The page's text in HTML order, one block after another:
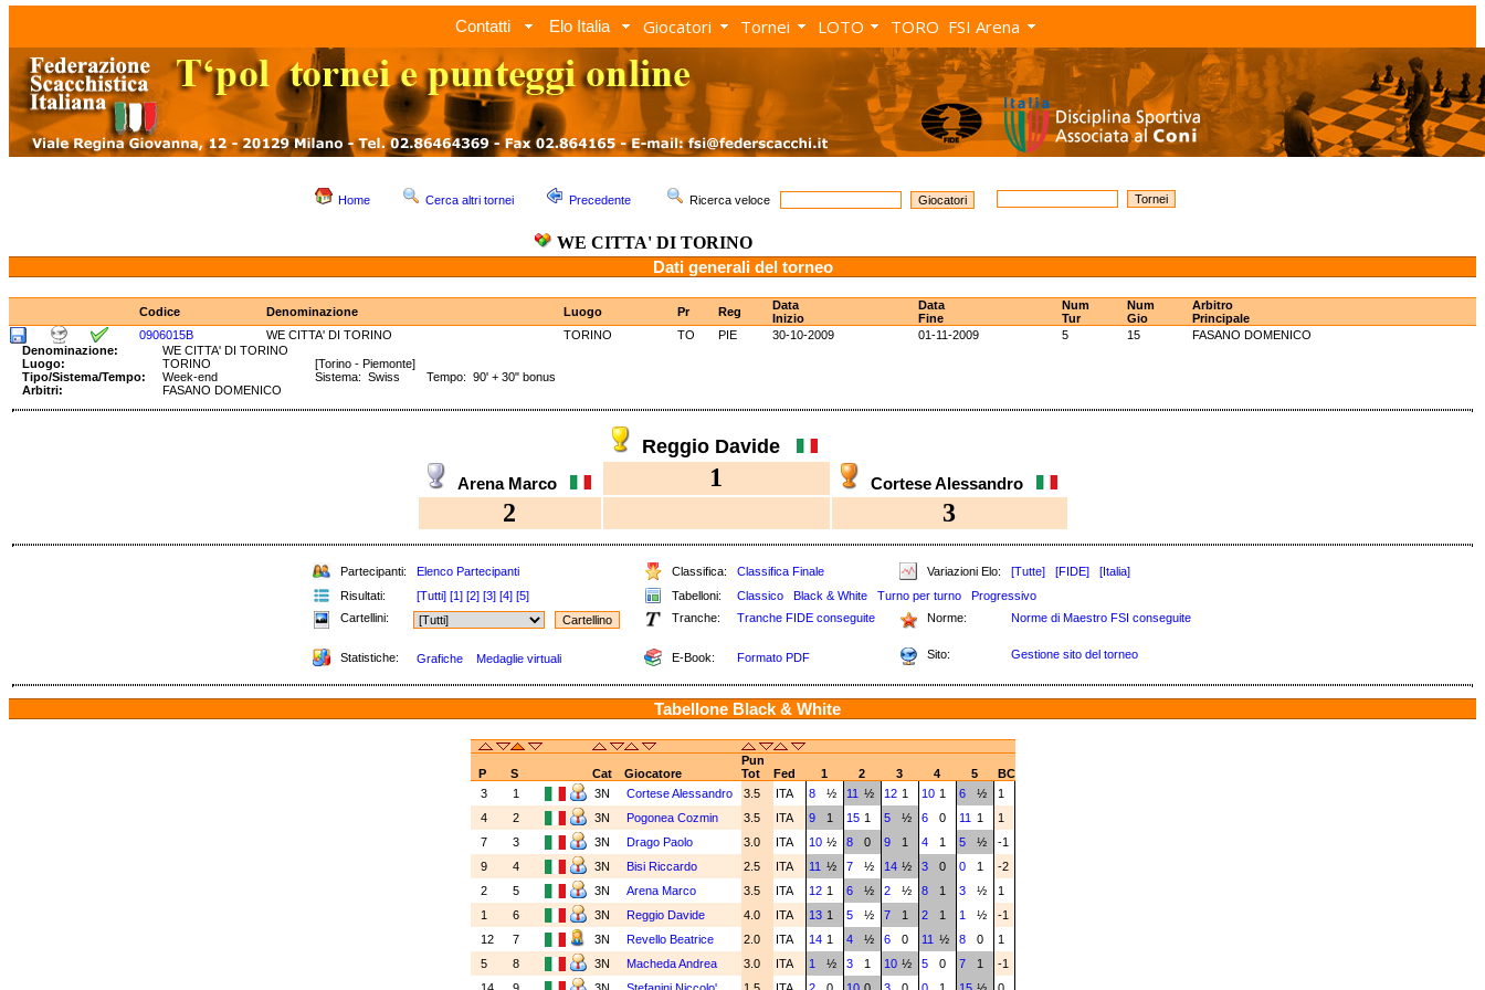
Contatti Elo Italia Giocatori Tornei LOTO TORO FSI Arena
Home Cerca altri tornei Precedente Ricerca veloce
WE CITTA' DI TORINO
Dati generali del torneo
Codice Denominazione Luogo Pr Reg
Data
Inizio
Data
Fine
Num
Tur
Num
Gio
Arbitro
Principale
0906015B
WE CITTA' DI TORINO TORINO TO PIE 30-10-2009 01-11-2009 5 15
FASANO DOMENICO
Denominazione:
WE CITTA' DI TORINO
Luogo:
TORINO
[Torino - Piemonte]
Tipo/Sistema/Tempo:
Week-end
Sistema: Swiss Tempo: 90' + 30" bonus
Arbitri:
FASANO DOMENICO
Reggio Davide
Arena Marco 1 Cortese Alessandro
2 3
Partecipanti: Elenco Partecipanti Classifica: Classifica Finale Variazioni Elo: [Tutte] [FIDE]
[Italia]
Risultati:
[Tutti] [1] [2] [3] [4] [5] Tabelloni: Classico Black & White Turno per turno
Progressivo
Cartellini:
Tranche: Tranche FIDE conseguite Norme: Norme di Maestro FSI conseguite
Statistiche: Grafiche Medaglie virtuali E-Book: Formato PDF Sito: Gestione sito del torneo
Tabellone Black & White
Pun
P
S Cat Giocatore Tot Fed 1 2 3 4 5
BC
3
1 3N Cortese Alessandro 3.5 ITA 8 ½ 11 ½ 12 1 10 1 6 ½
1
4
2 3N Pogonea Cozmin 3.5 ITA 9 1 15 1 5 ½ 6 0 11 1
1
7
3 3N Drago Paolo 3.0 ITA 10 ½ 8 0 9 1 4 1 5 ½
-1
9
4 3N Bisi Riccardo 2.5 ITA 11 ½ 7 ½ 14 ½ 3 0 0 1
-2
2
5 3N Arena Marco 3.5 ITA 12 1 6 ½ 2 ½ 8 1 3 ½
1
1
6 3N Reggio Davide 4.0 ITA 13 1 5 ½ 7 1 2 1 1 ½
-1
12
7 3N Revello Beatrice 2.0 ITA 14 1 4 ½ 6 0 11 ½ 8 0
1
5
8 3N Macheda Andrea 3.0 ITA 1 ½ 3 1 10 ½ 5 0 7 1
-1